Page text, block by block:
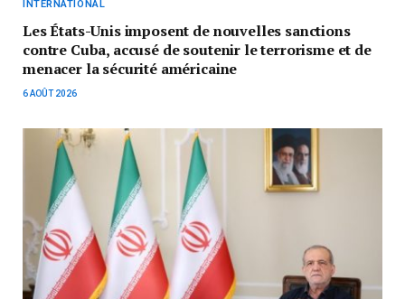
INTERNATIONAL
Les États-Unis imposent de nouvelles sanctions
contre Cuba, accusé de soutenir le terrorisme et de
menacer la sécurité américaine
6 AOÛT 2026